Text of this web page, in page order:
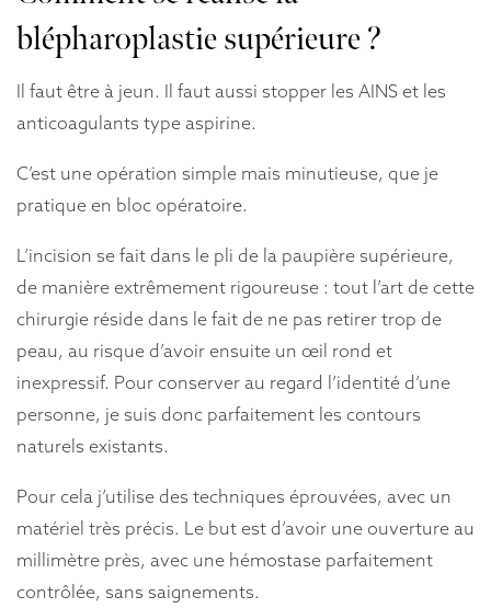
blépharoplastie supérieure ?
Il faut être à jeun. Il faut aussi stopper les AINS et les
anticoagulants type aspirine.
C’est une opération simple mais minutieuse, que je
pratique en bloc opératoire.
L’incision se fait dans le pli de la paupière supérieure,
de manière extrêmement rigoureuse : tout l’art de cette
chirurgie réside dans le fait de ne pas retirer trop de
peau, au risque d’avoir ensuite un œil rond et
inexpressif. Pour conserver au regard l’identité d’une
personne, je suis donc parfaitement les contours
naturels existants.
Pour cela j’utilise des techniques éprouvées, avec un
matériel très précis. Le but est d’avoir une ouverture au
millimètre près, avec une hémostase parfaitement
contrôlée, sans saignements.